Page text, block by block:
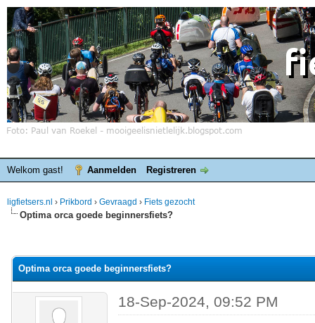
Welkom gast! Aanmelden Registreren
ligfietsers.nl › Prikbord › Gevraagd › Fiets gezocht
Optima orca goede beginnersfiets?
Optima orca goede beginnersfiets?
18-Sep-2024, 09:52 PM